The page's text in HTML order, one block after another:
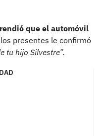
que el automóvil
presentes le confirmó
tu hijo Silvestre”.